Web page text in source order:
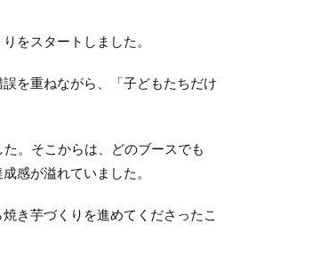
をスタートしました。
を重ねながら、「子どもたちだけ
。そこからは、どのブースでも
感が溢れていました。
き芋づくりを進めてくださったこ